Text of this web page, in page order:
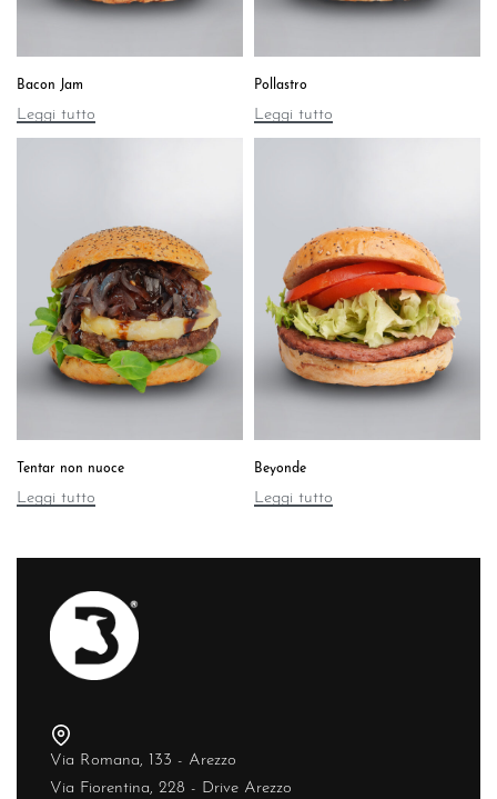
Bacon Jam
Leggi tutto
Pollastro
Leggi tutto
Tentar non nuoce
Leggi tutto
Beyonde
Leggi tutto
Via Romana, 133 - Arezzo
Via Fiorentina, 228 - Drive Arezzo